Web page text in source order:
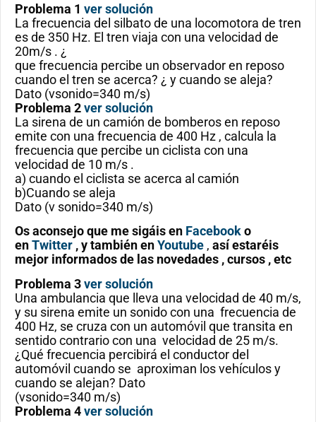
Problema 1 ver solución
La frecuencia del silbato de una locomotora de tren
es de 350 Hz. El tren viaja con una velocidad de
20m/s . ¿
que frecuencia percibe un observador en reposo
cuando el tren se acerca? ¿ y cuando se aleja?
Dato (vsonido=340 m/s)
Problema 2ver solución
La sirena de un camión de bomberos en reposo
emite con una frecuencia de 400 Hz , calcula la
frecuencia que percibe un ciclista con una
velocidad de 10 m/s .
a) cuando el ciclista se acerca al camión
b)Cuando se aleja
Dato (v sonido=340 m/s)
Os aconsejo que me sigáis en Facebooko
enTwitter , y también enYoutube , así estaréis
mejor informados de las novedades , cursos , etc
Problema 3ver solución
Una ambulancia que lleva una velocidad de 40 m/s,
y su sirena emite un sonido con una frecuencia de
400 Hz, se cruza con un automóvil que transita en
sentido contrario con una velocidad de 25 m/s.
¿Qué frecuencia percibirá el conductor del
automóvil cuando se aproximan los vehículos y
cuando se alejan? Dato
(vsonido=340 m/s)
Problema 4ver solución